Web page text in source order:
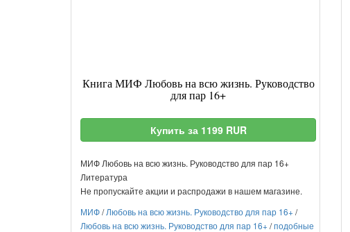
Книга МИФ Любовь на всю жизнь. Руководство
для пар 16+
Купить за 1199 RUR
МИФ Любовь на всю жизнь. Руководство для пар 16+
Литература
Не пропускайте акции и распродажи в нашем магазине.
МИФ/Любовь на всю жизнь. Руководство для пар 16+ /
Любовь на всю жизнь. Руководство для пар 16+ /подобные